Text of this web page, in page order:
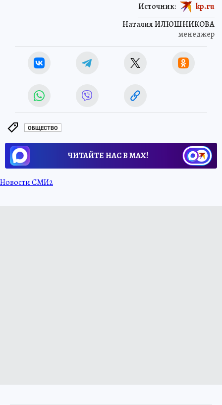
Наталия ИЛЮШНИКОВА
менеджер
Источник: kp.ru
ОБЩЕСТВО
ЧИТАЙТЕ НАС В МАХ!
Новости СМИ2